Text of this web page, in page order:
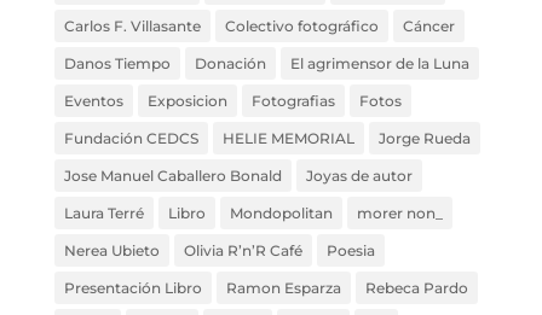
Carlos F. Villasante Colectivo fotográfico Cáncer
Danos Tiempo Donación El agrimensor de la Luna
Eventos Exposicion Fotografias Fotos
Fundación CEDCS HELIE MEMORIAL Jorge Rueda
Jose Manuel Caballero Bonald Joyas de autor
Laura Terré Libro Mondopolitan morer non_
Nerea Ubieto Olivia R’n’R Café Poesia
Presentación Libro Ramon Esparza Rebeca Pardo